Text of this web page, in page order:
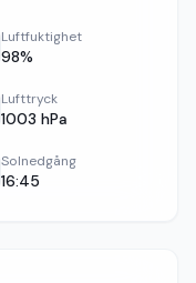
Luftfuktighet
98%
Lufttryck
1003 hPa
Solnedgång
16:45